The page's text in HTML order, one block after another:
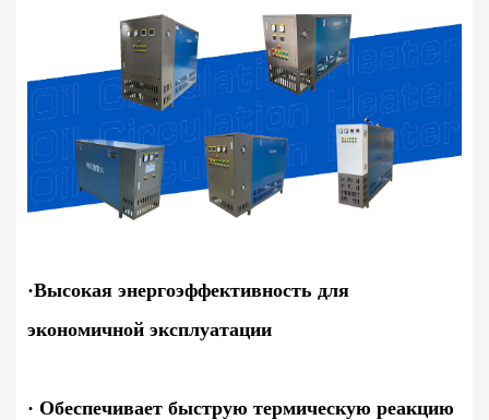
·Высокая энергоэффективность для
экономичной эксплуатации
· Обеспечивает быструю термическую реакцию